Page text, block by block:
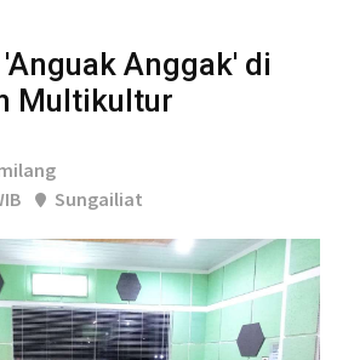
Anggak' di
Multikultur
Sungailiat